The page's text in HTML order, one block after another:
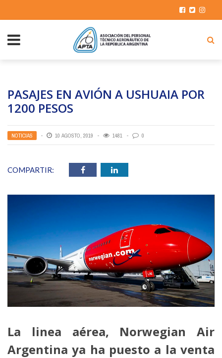
PASAJES EN AVIÓN A USHUAIA POR
1200 PESOS
NOTICIAS 10 AGOSTO, 2019 1481 0
COMPARTIR:
La linea aérea, Norwegian Air
Argentina ya ha puesto a la venta